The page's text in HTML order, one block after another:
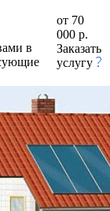
в
от 70
000 р.
Заказать
услугу